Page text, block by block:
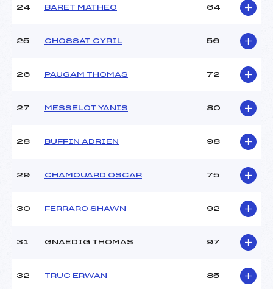
24 BARET MATHEO 64
25 CHOSSAT CYRIL 56
26 PAUGAM THOMAS 72
27 MESSELOT YANIS 80
28 BUFFIN ADRIEN 98
29 CHAMOUARD OSCAR 75
30 FERRARO SHAWN 92
31 GNAEDIG THOMAS 97
32 TRUC ERWAN 85